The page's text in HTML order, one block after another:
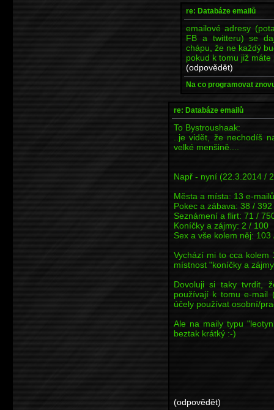
re: Databáze emailů
emailové adresy
FB a twitteru) se
chápu, že ne každý
pokud k tomu již
(odpovědět)
Na co programovat
re: Databáze emailů
To Bystroushaak:
..je vidět, že nechodíš
velké menšině....
Např - nyní (22.3.2014 /
Města a místa: 13 e-
Pokec a zábava: 38 / 392
Seznámení a flirt: 71 /
Koníčky a zájmy: 2 / 100
Sex a vše kolem něj: 103
Vychází mi to cca
místnost "koníčky a
Dovoluji si taky tvrdit,
používají k tomu e-mail
účely používat osobní/
Ale na maily typu
beztak krátký :-)
(odpovědět)